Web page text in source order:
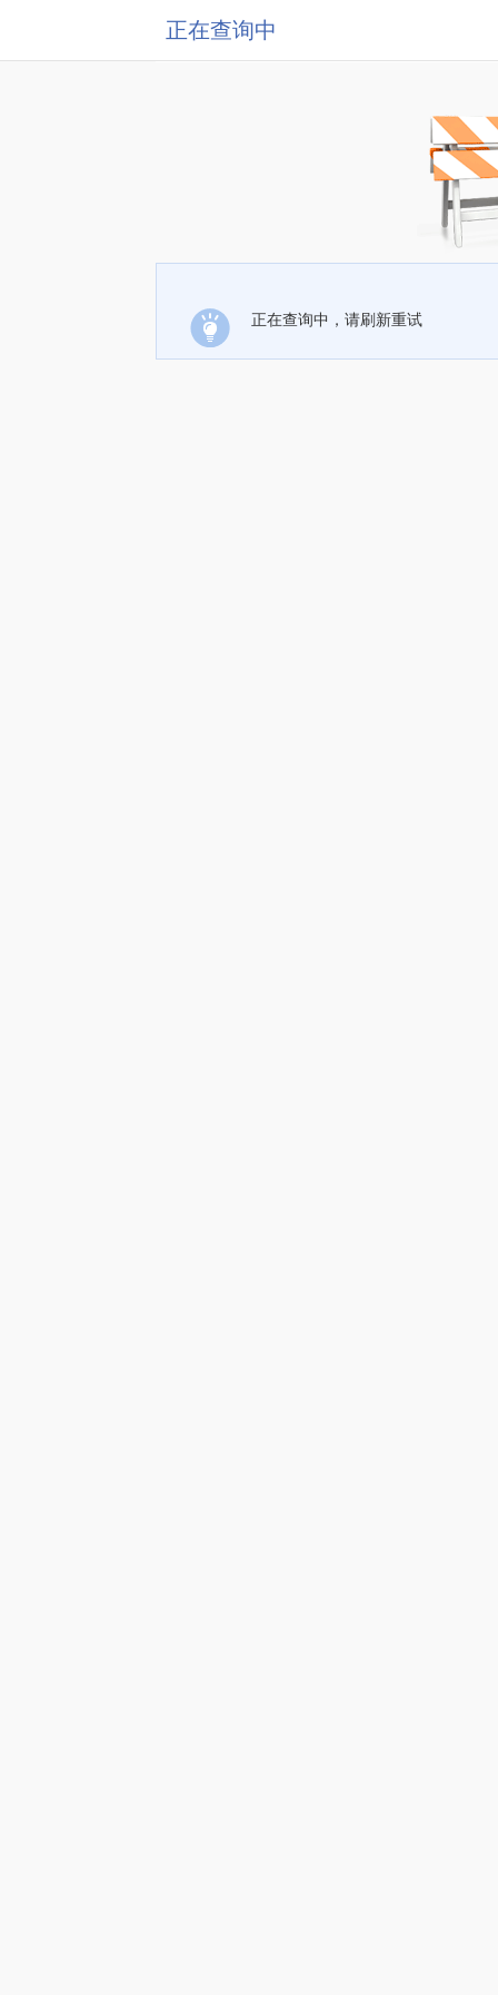
正在查询中
正在查询中，请刷新重试